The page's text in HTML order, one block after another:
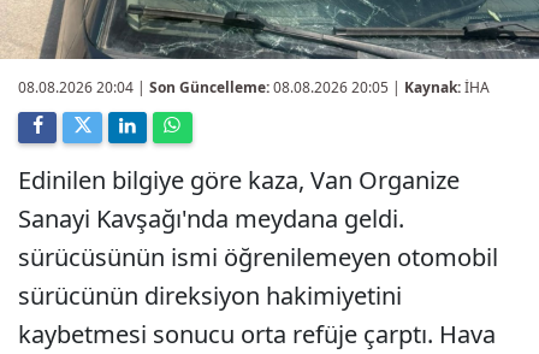
08.08.2026 20:04 | Son Güncelleme:08.08.2026 20:05 | Kaynak:İHA
Edinilen bilgiye göre kaza, Van Organize
Sanayi Kavşağı'nda meydana geldi.
sürücüsünün ismi öğrenilemeyen otomobil
sürücünün direksiyon hakimiyetini
kaybetmesi sonucu orta refüje çarptı. Hava